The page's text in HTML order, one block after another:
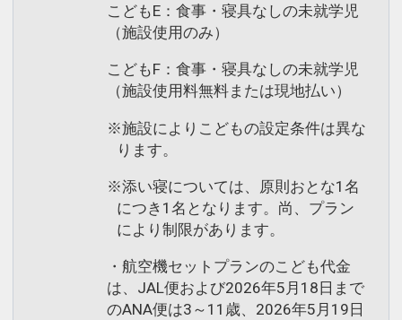
こどもE：食事・寝具なしの未就学児
（施設使用のみ）
こどもF：食事・寝具なしの未就学児
（施設使用料無料または現地払い）
※施設によりこどもの設定条件は異な
ります。
※添い寝については、原則おとな1名
につき1名となります。尚、プラン
により制限があります。
・航空機セットプランのこども代金
は、JAL便および2026年5月18日まで
のANA便は3～11歳、2026年5月19日